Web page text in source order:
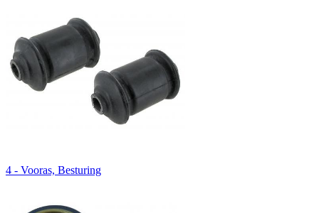
4 - Vooras, Besturing